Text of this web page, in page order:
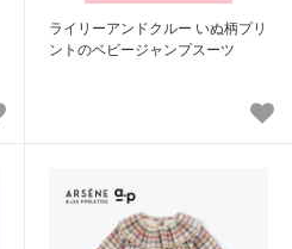
ライリーアンドクルー いぬ柄プリ
ントのベビージャンプスーツ